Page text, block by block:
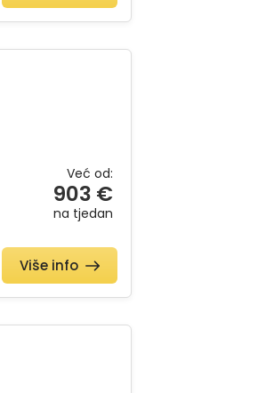
Već od:
903 €
na tjedan
Više info